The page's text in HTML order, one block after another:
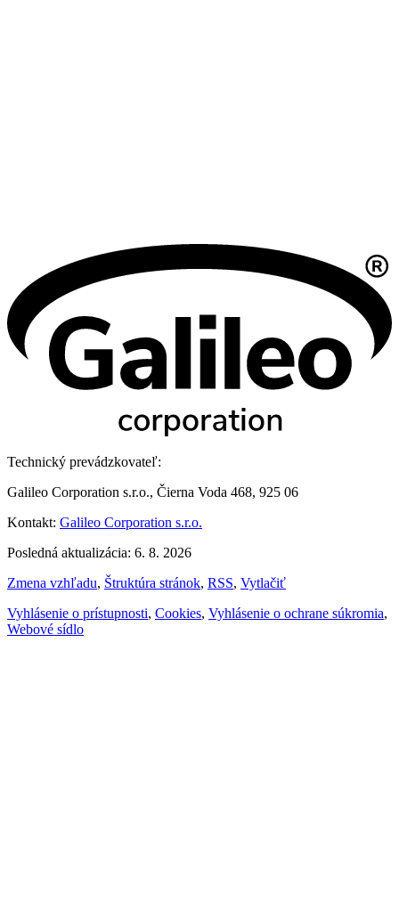
Technický prevádzkovateľ:
Galileo Corporation s.r.o., Čierna Voda 468, 925 06
Kontakt: Galileo Corporation s.r.o.
Posledná aktualizácia: 6. 8. 2026
Zmena vzhľadu, Štruktúra stránok, RSS, Vytlačiť
Vyhlásenie o prístupnosti, Cookies, Vyhlásenie o ochrane súkromia,
Webové sídlo